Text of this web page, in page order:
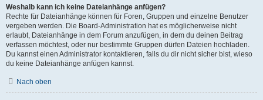
Weshalb kann ich keine Dateianhänge anfügen?
Rechte für Dateianhänge können für Foren, Gruppen und einzelne Benutzer
vergeben werden. Die Board-Administration hat es möglicherweise nicht
erlaubt, Dateianhänge in dem Forum anzufügen, in dem du deinen Beitrag
verfassen möchtest, oder nur bestimmte Gruppen dürfen Dateien hochladen.
Du kannst einen Administrator kontaktieren, falls du dir nicht sicher bist, wieso
du keine Dateianhänge anfügen kannst.
Nach oben